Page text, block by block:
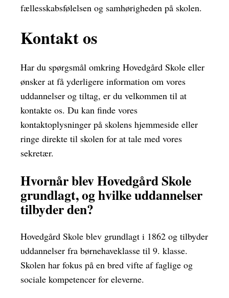
fællesskabsfølelsen og samhørigheden på skolen.
Kontakt os
Har du spørgsmål omkring Hovedgård Skole eller
ønsker at få yderligere information om vores
uddannelser og tiltag, er du velkommen til at
kontakte os. Du kan finde vores
kontaktoplysninger på skolens hjemmeside eller
ringe direkte til skolen for at tale med vores
sekretær.
Hvornår blev Hovedgård Skole
grundlagt, og hvilke uddannelser
tilbyder den?
Hovedgård Skole blev grundlagt i 1862 og tilbyder
uddannelser fra børnehaveklasse til 9. klasse.
Skolen har fokus på en bred vifte af faglige og
sociale kompetencer for eleverne.